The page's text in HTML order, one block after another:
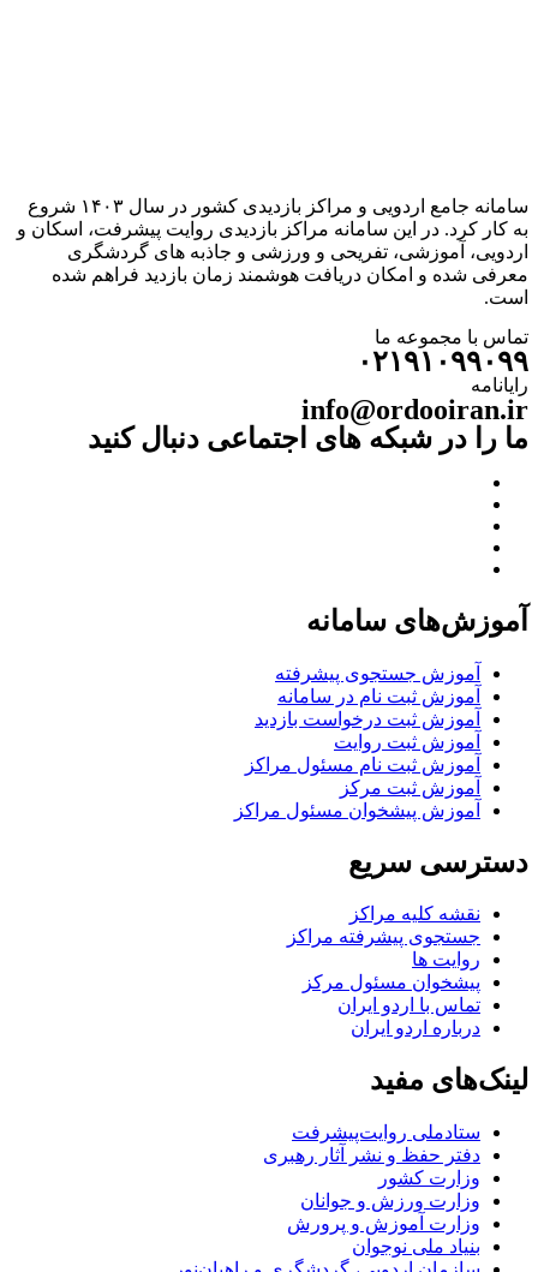
سامانه جامع اردویی و مراکز بازدیدی کشور در سال ۱۴۰۳ شروع
به کار کرد. در این سامانه مراکز بازدیدی روایت پیشرفت، اسکان و
اردویی، آموزشی، تفریحی و ورزشی و جاذبه های گردشگری
معرفی شده و امکان دریافت هوشمند زمان بازدید فراهم شده
است.
تماس با مجموعه ما
۰۲۱۹۱۰۹۹۰۹۹
رایانامه
info@ordooiran.ir
ما را در شبکه های اجتماعی دنبال کنید
آموزش‌های سامانه
آموزش جستجوی پیشرفته
آموزش ثبت نام در سامانه
آموزش ثبت درخواست بازدید
آموزش ثبت روایت
آموزش ثبت نام مسئول مراکز
آموزش ثبت مرکز
آموزش پیشخوان مسئول مراکز
دسترسی سریع
نقشه کلیه مراکز
جستجوی پیشرفته مراکز
روایت ها
پیشخوان مسئول مرکز
تماس با اردو ایران
درباره اردو ایران
لینک‌های مفید
ستاد‌ملی روایت‌پیشرفت
دفتر حفظ و نشر آثار رهبری
وزارت کشور
وزارت ورزش و جوانان
وزارت آموزش و پرورش
بنیاد ملی نوجوان